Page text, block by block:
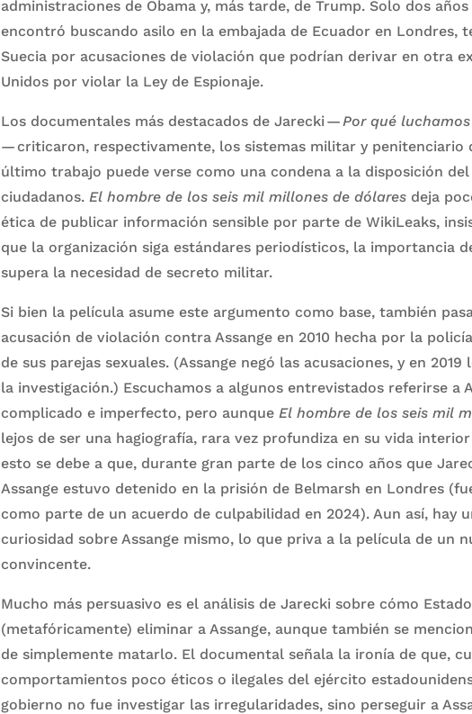
administraciones de Obama y, más tarde, de Trump. Solo dos años
encontró buscando asilo en la embajada de Ecuador en Londres,
Suecia por acusaciones de violación que podrían derivar en otra
Unidos por violar la Ley de Espionaje.
Los documentales más destacados de Jarecki — Por qué luchamos
— criticaron, respectivamente, los sistemas militar y penitenciario
último trabajo puede verse como una condena a la disposición
ciudadanos. El hombre de los seis mil millones de dólaresdeja
ética de publicar información sensible por parte de WikiLeaks,
que la organización siga estándares periodísticos, la importancia
supera la necesidad de secreto militar.
Si bien la película asume este argumento como base, también
acusación de violación contra Assange en 2010 hecha por la
de sus parejas sexuales. (Assange negó las acusaciones, y en
la investigación.) Escuchamos a algunos entrevistados referirse a
complicado e imperfecto, pero aunque El hombre de los seis mil
lejos de ser una hagiografía, rara vez profundiza en su vida
esto se debe a que, durante gran parte de los cinco años que
Assange estuvo detenido en la prisión de Belmarsh en Londres
como parte de un acuerdo de culpabilidad en 2024). Aun así, hay
curiosidad sobre Assange mismo, lo que priva a la película de un
convincente.
Mucho más persuasivo es el análisis de Jarecki sobre cómo
(metafóricamente) eliminar a Assange, aunque también se
de simplemente matarlo. El documental señala la ironía de que,
comportamientos poco éticos o ilegales del ejército
gobierno no fue investigar las irregularidades, sino perseguir a